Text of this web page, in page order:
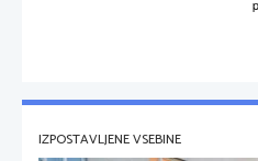
IZPOSTAVLJENE VSEBINE